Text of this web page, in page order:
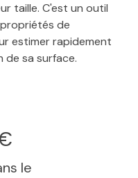
taille. C'est un outil
de
estimer rapidement
de sa surface.
le